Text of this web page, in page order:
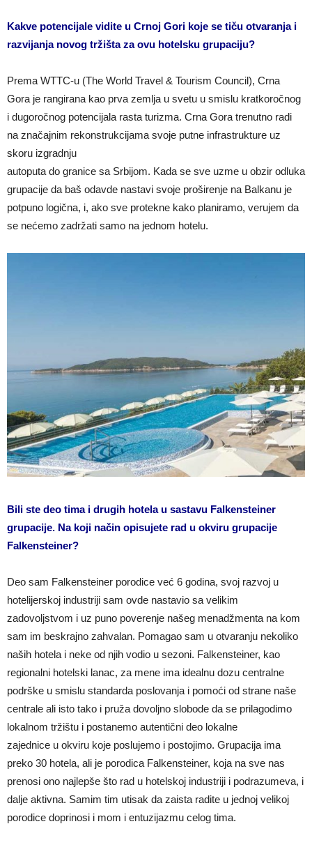
Kakve potencijale vidite u Crnoj Gori koje se tiču otvaranja i
razvijanja novog tržišta za ovu hotelsku grupaciju?
Prema WTTC-u (The World Travel & Tourism Council), Crna
Gora je rangirana kao prva zemlja u svetu u smislu kratkoročnog
i dugoročnog potencijala rasta turizma. Crna Gora trenutno radi
na značajnim rekonstrukcijama svoje putne infrastrukture uz
skoru izgradnju
autoputa do granice sa Srbijom. Kada se sve uzme u obzir odluka
grupacije da baš odavde nastavi svoje proširenje na Balkanu je
potpuno logična, i, ako sve protekne kako planiramo, verujem da
se nećemo zadržati samo na jednom hotelu.
Bili ste deo tima i drugih hotela u sastavu Falkensteiner
grupacije. Na koji način opisujete rad u okviru grupacije
Falkensteiner?
Deo sam Falkensteiner porodice već 6 godina, svoj razvoj u
hotelijerskoj industriji sam ovde nastavio sa velikim
zadovoljstvom i uz puno poverenje našeg menadžmenta na kom
sam im beskrajno zahvalan. Pomagao sam u otvaranju nekoliko
naših hotela i neke od njih vodio u sezoni. Falkensteiner, kao
regionalni hotelski lanac, za mene ima idealnu dozu centralne
podrške u smislu standarda poslovanja i pomoći od strane naše
centrale ali isto tako i pruža dovoljno slobode da se prilagodimo
lokalnom tržištu i postanemo autentični deo lokalne
zajednice u okviru koje poslujemo i postojimo. Grupacija ima
preko 30 hotela, ali je porodica Falkensteiner, koja na sve nas
prenosi ono najlepše što rad u hotelskoj industriji i podrazumeva, i
dalje aktivna. Samim tim utisak da zaista radite u jednoj velikoj
porodice doprinosi i mom i entuzijazmu celog tima.